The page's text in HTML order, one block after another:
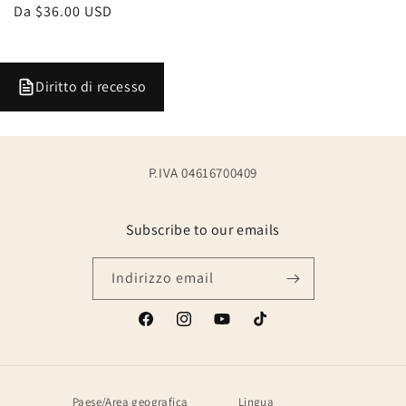
Prezzo
Da $36.00 USD
Diritto di recesso
P.IVA 04616700409
Subscribe to our emails
Indirizzo email
FacebookInstagramYouTubeTikTok
Paese/Area geografica Lingua